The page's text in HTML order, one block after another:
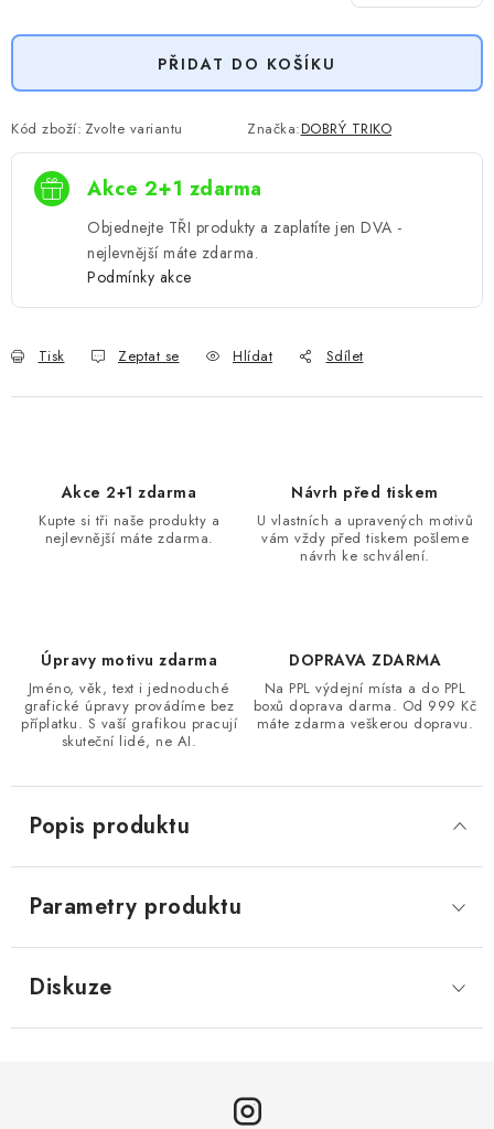
PŘIDAT DO KOŠÍKU
Kód zboží: Zvolte variantu Značka:DOBRÝ TRIKO
Akce 2+1 zdarma
Objednejte TŘI produkty a zaplatíte jen DVA -
nejlevnější máte zdarma.
Podmínky akce
Tisk Zeptat se Hlídat Sdílet
Akce 2+1 zdarma
Kupte si tři naše produkty a
nejlevnější máte zdarma.
Návrh před tiskem
U vlastních a upravených motivů
vám vždy před tiskem pošleme
návrh ke schválení.
Úpravy motivu zdarma
Jméno, věk, text i jednoduché
grafické úpravy provádíme bez
příplatku. S vaší grafikou pracují
skuteční lidé, ne AI.
DOPRAVA ZDARMA
Na PPL výdejní místa a do PPL
boxů doprava darma. Od 999 Kč
máte zdarma veškerou dopravu.
Popis produktu
Parametry produktu
Diskuze